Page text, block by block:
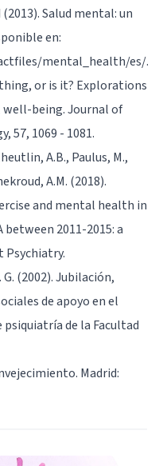
Salud mental: un
en:
mental_health/es/.
or is it? Explorations
being. Journal of
57, 1069 - 1081.
A.B., Paulus, M.,
A.M. (2018).
and mental health in
2011-2015: a
Psychiatry.
G. (2002). Jubilación,
de apoyo en el
de la Facultad
Madrid: